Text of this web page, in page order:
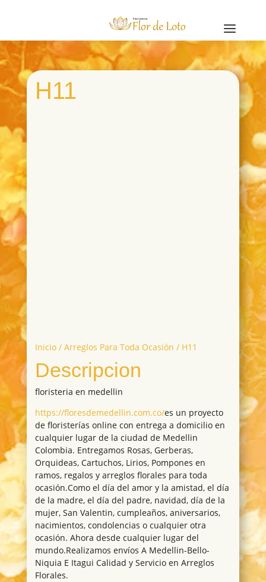
a
H11
Inicio/ Arreglos Para Toda Ocasión / H11
Descripcion
floristeria en medellin
https://floresdemedellin.com.co/es un proyecto
de floristerías online con entrega a domicilio en
cualquier lugar de la ciudad de Medellin
Colombia. Entregamos Rosas, Gerberas,
Orquideas, Cartuchos, Lirios, Pompones en
ramos, regalos y arreglos florales para toda
ocasión.Como el día del amor y la amistad, el día
de la madre, el día del padre, navidad, día de la
mujer, San Valentin, cumpleaños, aniversarios,
nacimientos, condolencias o cualquier otra
ocasión. Ahora desde cualquier lugar del
mundo.Realizamos envíos A Medellin-Bello-
Niquia E Itagui Calidad y Servicio en Arreglos
Florales.